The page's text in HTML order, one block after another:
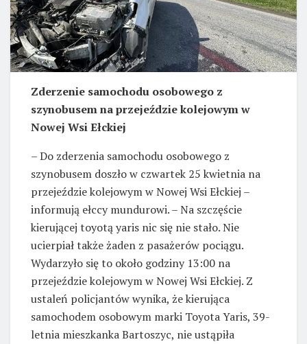
Zderzenie samochodu osobowego z
szynobusem na przejeździe kolejowym w
Nowej Wsi Ełckiej
– Do zderzenia samochodu osobowego z
szynobusem doszło w czwartek 25 kwietnia na
przejeździe kolejowym w Nowej Wsi Ełckiej –
informują ełccy mundurowi. – Na szczęście
kierującej toyotą yaris nic się nie stało. Nie
ucierpiał także żaden z pasażerów pociągu.
Wydarzyło się to około godziny 13:00 na
przejeździe kolejowym w Nowej Wsi Ełckiej. Z
ustaleń policjantów wynika, że kierująca
samochodem osobowym marki Toyota Yaris, 39-
letnia mieszkanka Bartoszyc, nie ustąpiła